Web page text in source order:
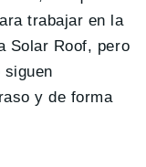
trabajar en la
Solar Roof, pero
siguen
y de forma